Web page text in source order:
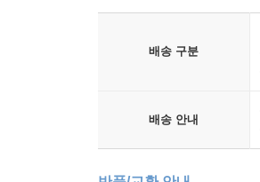
배송 구분
배송 안내